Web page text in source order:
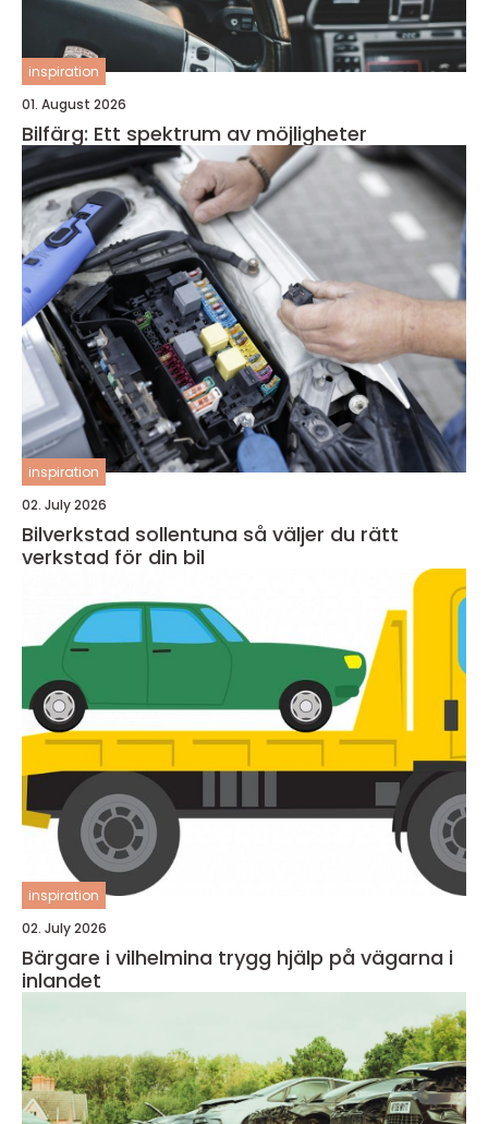
inspiration
01. August 2026
Bilfärg: Ett spektrum av möjligheter
inspiration
02. July 2026
Bilverkstad sollentuna så väljer du rätt
verkstad för din bil
inspiration
02. July 2026
Bärgare i vilhelmina trygg hjälp på vägarna i
inlandet